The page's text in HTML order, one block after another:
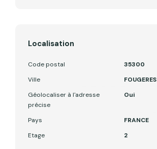
Localisation
Code postal
35300
Ville
FOUGERES
Géolocaliser à l'adresse
précise
Oui
Pays
FRANCE
Etage
2